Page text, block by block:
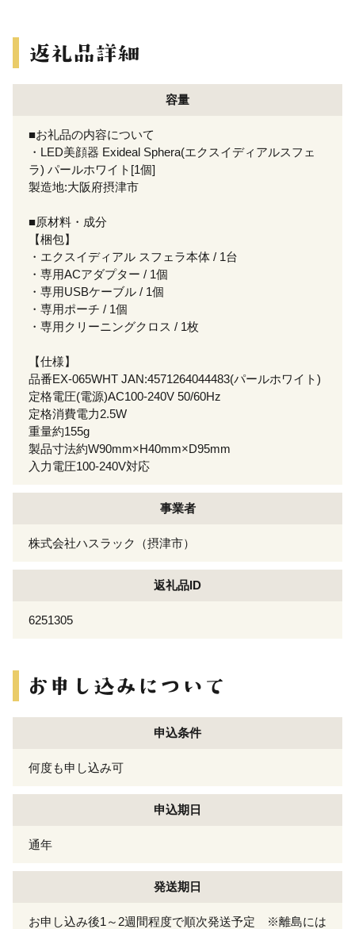
容量
■お礼品の内容について
・LED美顔器 Exideal Sphera(エクスイディアルスフェ
ラ) パールホワイト[1個]
製造地:大阪府摂津市
■原材料・成分
【梱包】
・エクスイディアル スフェラ本体 / 1台
・専用ACアダプター / 1個
・専用USBケーブル / 1個
・専用ポーチ / 1個
・専用クリーニングクロス / 1枚
【仕様】
品番EX-065WHT JAN:4571264044483(パールホワイト)
定格電圧(電源)AC100-240V 50/60Hz
定格消費電力2.5W
重量約155g
製品寸法約W90mm×H40mm×D95mm
入力電圧100-240V対応
事業者
株式会社ハスラック（摂津市）
返礼品ID
6251305
申込条件
何度も申し込み可
申込期日
通年
発送期日
お申し込み後1～2週間程度で順次発送予定 ※離島には